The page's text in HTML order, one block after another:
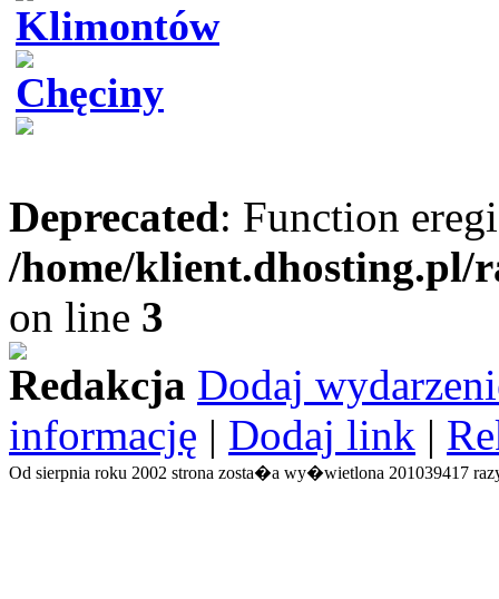
Klimontów
Chęciny
Deprecated: Function
/home/
on line 3
Redakcja Dodaj
informację | Dodaj link |
Od sierpnia roku 2002 strona zosta�a wy�wietlona 201039417